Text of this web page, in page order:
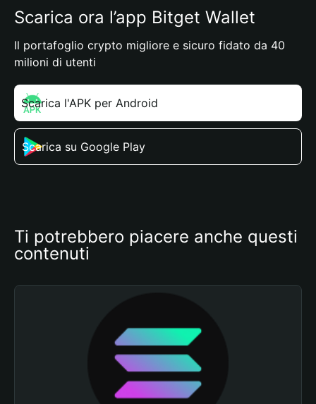
Scarica ora l’app Bitget Wallet
Il portafoglio crypto migliore e sicuro fidato da 40
milioni di utenti
Scarica l'APK per Android
Scarica su Google Play
Ti potrebbero piacere anche questi
contenuti